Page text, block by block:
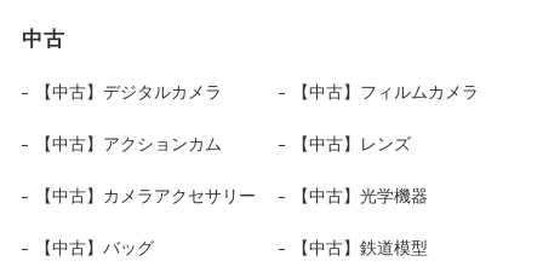
中古
【中古】デジタルカメラ 【中古】フィルムカメラ
【中古】アクションカム 【中古】レンズ
【中古】カメラアクセサリー 【中古】光学機器
【中古】バッグ 【中古】鉄道模型